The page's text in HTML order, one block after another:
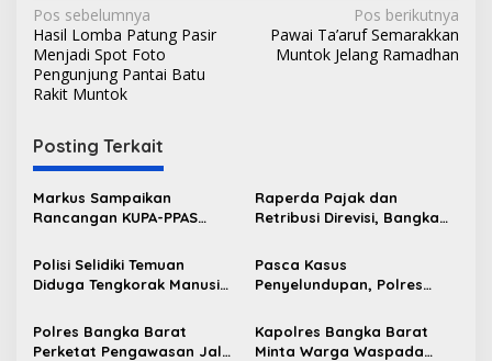
N
a
v
i
g
a
s
i
p
o
s
Pos sebelumnya
Hasil Lomba Patung Pasir
Menjadi Spot Foto
Pengunjung Pantai Batu
Rakit Muntok
Pos berikutnya
Pawai Ta’aruf Semarakkan
Muntok Jelang Ramadhan
Posting Terkait
Markus Sampaikan
Rancangan KUPA-PPAS
DPRD Bangka Barat
Raperda Pajak dan
Retribusi Direvisi, Bangka
Retribusi Baru
Polisi Selidiki Temuan
Diduga Tengkorak Manusia
Pasca Kasus
Penyelundupan, Polres
Sinergi Pengamanan di
Pelabuhan Tanjung Kalian
Polres Bangka Barat
Perketat Pengawasan Jalur
Kapolres Bangka Barat
Minta Warga Waspada